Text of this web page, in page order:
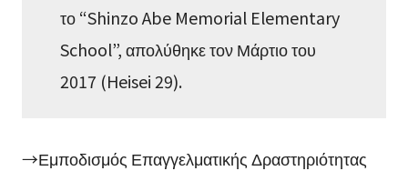
το “Shinzo Abe Memorial Elementary
School”, απολύθηκε τον Μάρτιο του
2017 (Heisei 29).
→Εμποδισμός Επαγγελματικής Δραστηριότητας